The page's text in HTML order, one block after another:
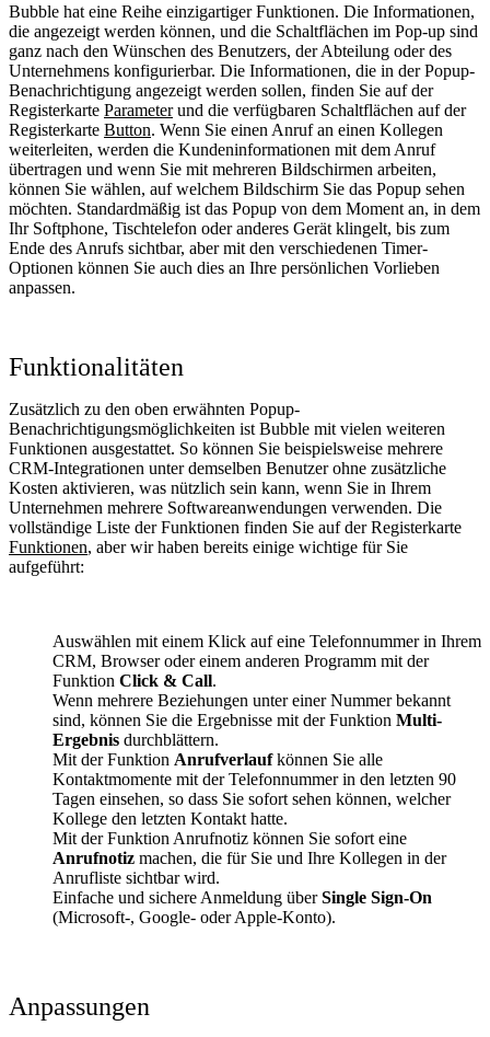
Bubble hat eine Reihe einzigartiger Funktionen. Die Informationen,
die angezeigt werden können, und die Schaltflächen im Pop-up sind
ganz nach den Wünschen des Benutzers, der Abteilung oder des
Unternehmens konfigurierbar. Die Informationen, die in der Popup-
Benachrichtigung angezeigt werden sollen, finden Sie auf der
Registerkarte Parameterund die verfügbaren Schaltflächen auf der
Registerkarte Button. Wenn Sie einen Anruf an einen Kollegen
weiterleiten, werden die Kundeninformationen mit dem Anruf
übertragen und wenn Sie mit mehreren Bildschirmen arbeiten,
können Sie wählen, auf welchem Bildschirm Sie das Popup sehen
möchten. Standardmäßig ist das Popup von dem Moment an, in dem
Ihr Softphone, Tischtelefon oder anderes Gerät klingelt, bis zum
Ende des Anrufs sichtbar, aber mit den verschiedenen Timer-
Optionen können Sie auch dies an Ihre persönlichen Vorlieben
anpassen.
Funktionalitäten
Zusätzlich zu den oben erwähnten Popup-
Benachrichtigungsmöglichkeiten ist Bubble mit vielen weiteren
Funktionen ausgestattet. So können Sie beispielsweise mehrere
CRM-Integrationen unter demselben Benutzer ohne zusätzliche
Kosten aktivieren, was nützlich sein kann, wenn Sie in Ihrem
Unternehmen mehrere Softwareanwendungen verwenden. Die
vollständige Liste der Funktionen finden Sie auf der Registerkarte
Funktionen, aber wir haben bereits einige wichtige für Sie
aufgeführt:
Auswählen mit einem Klick auf eine Telefonnummer in Ihrem
CRM, Browser oder einem anderen Programm mit der
Funktion Click & Call.
Wenn mehrere Beziehungen unter einer Nummer bekannt
sind, können Sie die Ergebnisse mit der Funktion Multi-
Ergebnis durchblättern.
Mit der Funktion Anrufverlaufkönnen Sie alle
Kontaktmomente mit der Telefonnummer in den letzten 90
Tagen einsehen, so dass Sie sofort sehen können, welcher
Kollege den letzten Kontakt hatte.
Mit der Funktion Anrufnotiz können Sie sofort eine
Anrufnotiz machen, die für Sie und Ihre Kollegen in der
Anrufliste sichtbar wird.
Einfache und sichere Anmeldung überSingle Sign-On
(Microsoft-, Google- oder Apple-Konto).
Anpassungen